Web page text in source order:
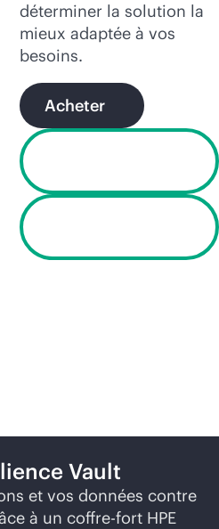
déterminer la solution la
mieux adaptée à vos
besoins.
Acheter
Vault
et vos données contre
à un coffre-fort HPE